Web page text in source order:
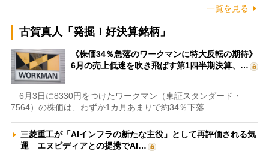
一覧を見る
古賀真人「発掘！好決算銘柄」
《株価34％急落のワークマンに特大反転の期待》
6月の売上低迷を吹き飛ばす第1四半期決算、…
6月3日に8330円をつけたワークマン（東証スタンダード・
7564）の株価は、わずか1カ月あまりで約34％下落…
三菱重工が「AIインフラの新たな主役」として再評価される気
運 エヌビディアとの提携でAI…